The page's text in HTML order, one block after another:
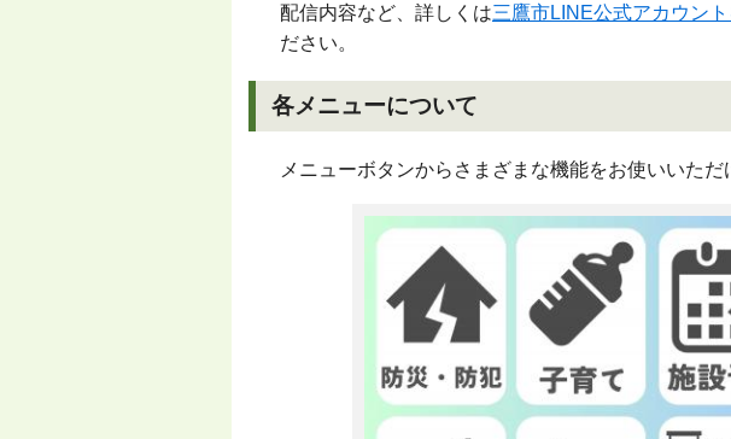
配信内容など、詳しくは三鷹市LINE公式アカウン
ださい。
各メニューについて
メニューボタンからさまざまな機能をお使いいただ